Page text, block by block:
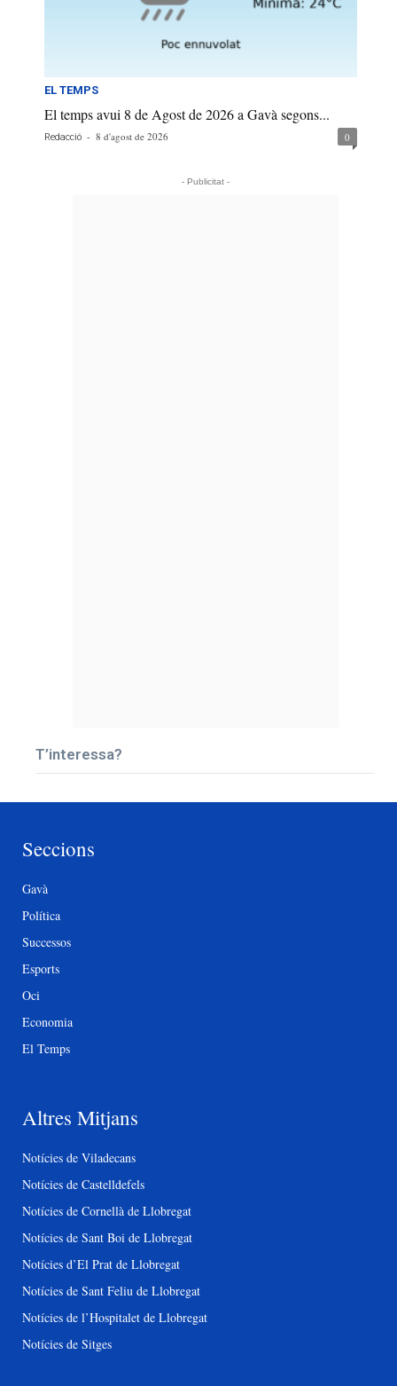
EL TEMPS
El temps avui 8 de Agost de 2026 a Gavà segons...
Redacció - 8 d'agost de 2026 0
- Publicitat -
T’interessa?
Seccions
Gavà
Política
Successos
Esports
Oci
Economia
El Temps
Altres Mitjans
Notícies de Viladecans
Notícies de Castelldefels
Notícies de Cornellà de Llobregat
Notícies de Sant Boi de Llobregat
Notícies d’El Prat de Llobregat
Notícies de Sant Feliu de Llobregat
Notícies de l’Hospitalet de Llobregat
Notícies de Sitges